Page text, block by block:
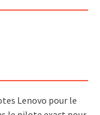
Lenovo pour le